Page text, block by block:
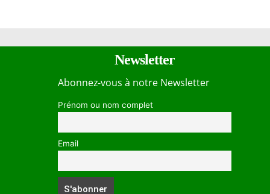
Newsletter
Abonnez-vous à notre Newsletter
Prénom ou nom complet
Email